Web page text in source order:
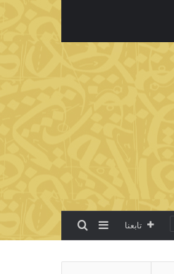
تابعنا إضافة عمود جانبي
بحث عن